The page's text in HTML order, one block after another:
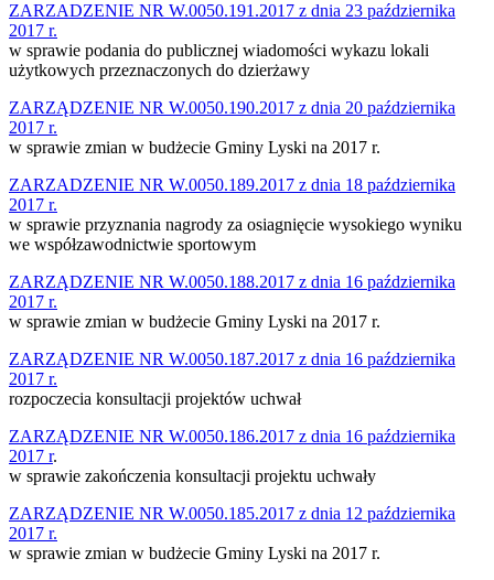
ZARZADZENIE NR W.0050.191.2017 z dnia 23 października
2017 r.
w sprawie podania do publicznej wiadomości wykazu lokali
użytkowych przeznaczonych do dzierżawy
ZARZĄDZENIE NR W.0050.190.2017 z dnia 20 października
2017 r.
w sprawie zmian w budżecie Gminy Lyski na 2017 r.
ZARZADZENIE NR W.0050.189.2017 z dnia 18 października
2017 r.
w sprawie przyznania nagrody za osiagnięcie wysokiego wyniku
we współzawodnictwie sportowym
ZARZĄDZENIE NR W.0050.188.2017 z dnia 16 października
2017 r.
w sprawie zmian w budżecie Gminy Lyski na 2017 r.
ZARZĄDZENIE NR W.0050.187.2017 z dnia 16 października
2017 r.
rozpoczecia konsultacji projektów uchwał
ZARZĄDZENIE NR W.0050.186.2017 z dnia 16 października
2017 r.
w sprawie zakończenia konsultacji projektu uchwały
ZARZĄDZENIE NR W.0050.185.2017 z dnia 12 października
2017 r.
w sprawie zmian w budżecie Gminy Lyski na 2017 r.